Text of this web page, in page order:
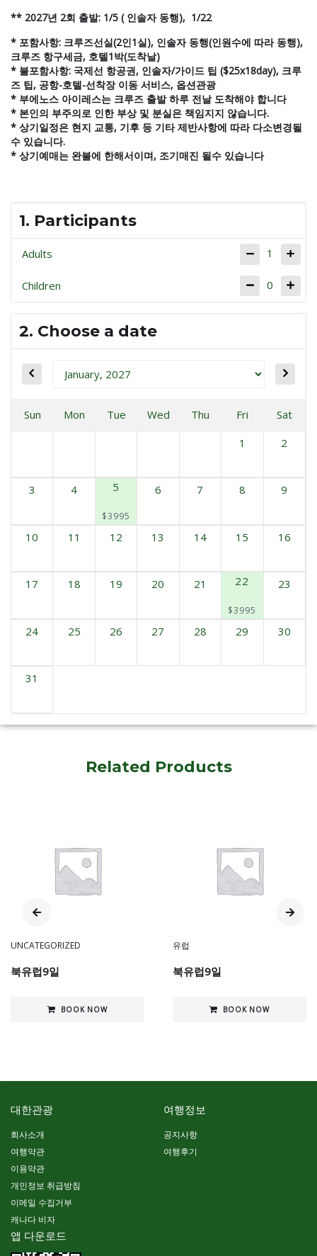
** 2027년 2회 출발: 1/5 ( 인솔자 동행), 1/22
* 포함사항: 크루즈선실(2인1실), 인솔자 동행(인원수에 따라 동행),
크루즈 항구세금, 호텔1박(도착날)
* 불포함사항: 국제선 항공권, 인솔자/가이드 팁 ($25x18day), 크루
즈 팁, 공항-호텔-선착장 이동 서비스, 옵션관광
* 부에노스 아이레스는 크루즈 출발 하루 전날 도착해야 합니다
* 본인의 부주의로 인한 부상 및 분실은 책임지지 않습니다.
* 상기일정은 현지 교통, 기후 등 기타 제반사항에 따라 다소변경될
수 있습니다.
* 상기예매는 완불에 한해서이며, 조기매진 될수 있습니다
1. Participants
Adults 1
Children 0
2. Choose a date
Sun Mon Tue Wed Thu Fri
Sat
1
2
3 4 5
$3995
6 7 8 9
10 11 12 13 14 15 16
17 18 19 20 21 22
$3995
23
24 25 26 27 28 29 30
31
Related Products
UNCATEGORIZED
북유럽9일
BOOK NOW
유럽
북유럽9일
BOOK NOW
대한관광
회사소개
여행약관
이용약관
개인정보 취급방침
이메일 수집거부
캐나다 비자
여행정보
공지사항
여행후기
앱 다운로드